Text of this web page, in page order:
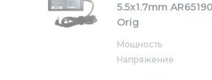
5.5x1.7mm
Orig
Мощность
Напряжение